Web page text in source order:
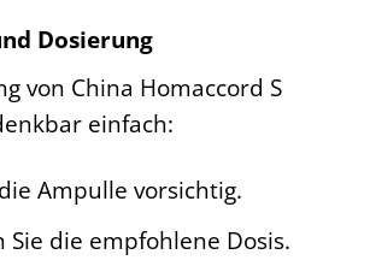
Dosierung
von China Homaccord S
einfach:
Ampulle vorsichtig.
Sie die empfohlene Dosis.